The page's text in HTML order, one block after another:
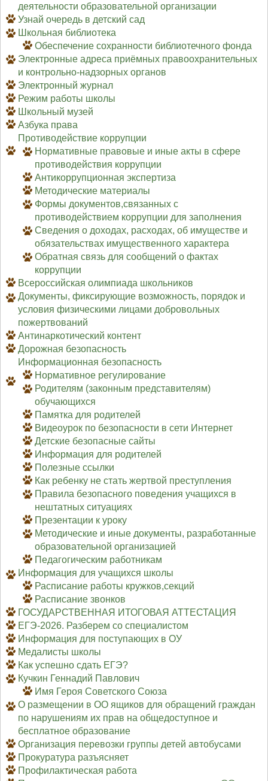
деятельности образовательной организации
Узнай очередь в детский сад
Школьная библиотека
Обеспечение сохранности библиотечного фонда
Электронные адреса приёмных правоохранительных
и контрольно-надзорных органов
Электронный журнал
Режим работы школы
Школьный музей
Азбука права
Противодействие коррупции
Нормативные правовые и иные акты в сфере
противодействия коррупции
Антикоррупционная экспертиза
Методические материалы
Формы документов,связанных с
противодействием коррупции для заполнения
Сведения о доходах, расходах, об имуществе и
обязательствах имущественного характера
Обратная связь для сообщений о фактах
коррупции
Всероссийская олимпиада школьников
Документы, фиксирующие возможность, порядок и
условия физическими лицами добровольных
пожертвований
Антинаркотический контент
Дорожная безопасность
Информационная безопасность
Нормативное регулирование
Родителям (законным представителям)
обучающихся
Памятка для родителей
Видеоурок по безопасности в сети Интернет
Детские безопасные сайты
Информация для родителей
Полезные ссылки
Как ребенку не стать жертвой преступления
Правила безопасного поведения учащихся в
нештатных ситуациях
Презентации к уроку
Методические и иные документы, разработанные
образовательной организацией
Педагогическим работникам
Информация для учащихся школы
Расписание работы кружков,секций
Расписание звонков
ГОСУДАРСТВЕННАЯ ИТОГОВАЯ АТТЕСТАЦИЯ
ЕГЭ-2026. Разберем со специалистом
Информация для поступающих в ОУ
Медалисты школы
Как успешно сдать ЕГЭ?
Кучкин Геннадий Павлович
Имя Героя Советского Союза
О размещении в ОО ящиков для обращений граждан
по нарушениям их прав на общедоступное и
бесплатное образование
Организация перевозки группы детей автобусами
Прокуратура разъясняет
Профилактическая работа